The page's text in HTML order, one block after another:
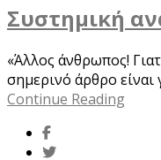
Συστημική
«Άλλος άνθρωπος!
σημερινό άρθρο
Continue Reading